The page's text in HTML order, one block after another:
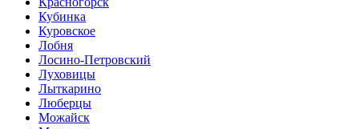
Кубинка
Куровское
Лобня
Лосино-Петровский
Луховицы
Лыткарино
Люберцы
Можайск